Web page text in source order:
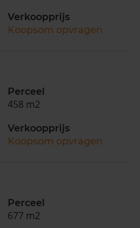
Verkoopprijs
Koopsom opvragen
Perceel
458 m2
Verkoopprijs
Koopsom opvragen
Perceel
677 m2